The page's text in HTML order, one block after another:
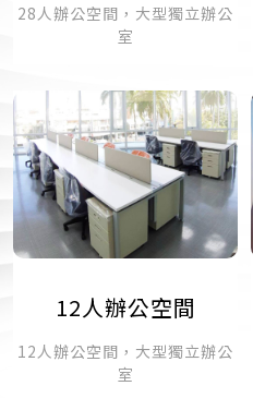
28人辦公空間，大型獨立辦公
室
12人辦公空間
12人辦公空間，大型獨立辦公
室